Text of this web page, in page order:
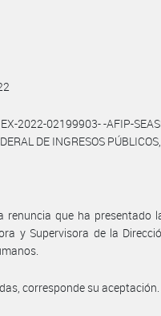
2022-02199903- -AFIP-
DE INGRESOS
renuncia que ha presentado
y Supervisora de la
corresponde su aceptación.